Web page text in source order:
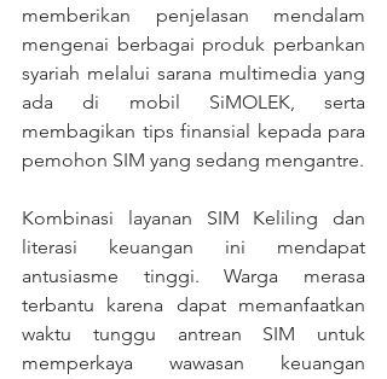
memberikan penjelasan mendalam
mengenai berbagai produk perbankan
syariah melalui sarana multimedia yang
ada di mobil SiMOLEK, serta
membagikan tips finansial kepada para
pemohon SIM yang sedang mengantre.
Kombinasi layanan SIM Keliling dan
literasi keuangan ini mendapat
antusiasme tinggi. Warga merasa
terbantu karena dapat memanfaatkan
waktu tunggu antrean SIM untuk
memperkaya wawasan keuangan